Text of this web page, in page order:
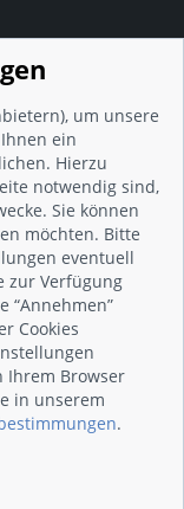
um unsere
ein
Hierzu
notwendig sind,
Sie können
möchten. Bitte
eventuell
zur Verfügung
“Annehmen”
Cookies
Ihrem Browser
in unserem
.